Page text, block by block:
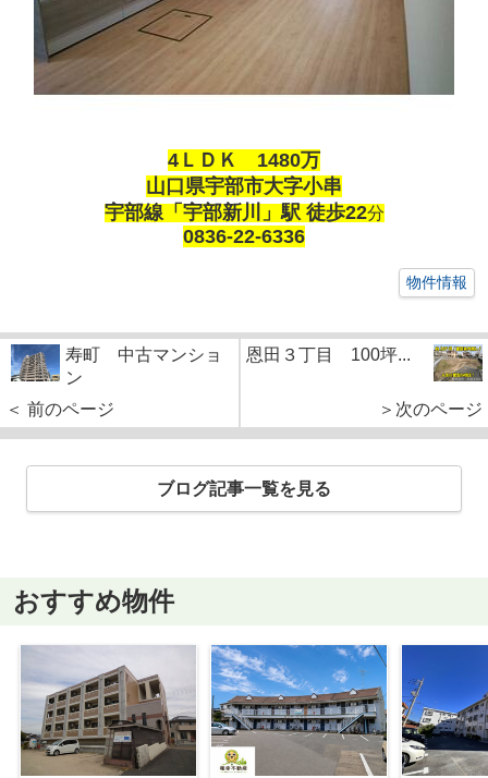
4ＬＤＫ 1480万
山口県宇部市大字小串
宇部線「宇部新川」駅 徒歩22分
0836-22-6336
物件情報
寿町 中古マンショ
ン
＜ 前のページ
恩田３丁目 100坪...
＞次のページ
ブログ記事一覧を見る
おすすめ物件